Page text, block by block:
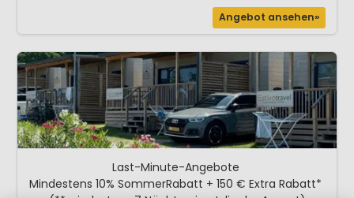
Angebot ansehen»
Last-Minute-Angebote
Mindestens 10% SommerRabatt + 150 € Extra Rabatt*